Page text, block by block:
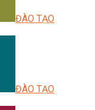
ĐÀO TẠO
ĐÀO TẠO